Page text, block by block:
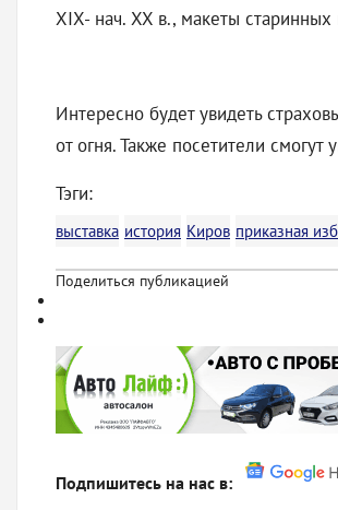
XIX- нач. XX в., макеты
Интересно будет увидеть
от огня. Также посетители
Тэги:
выставка история Киров приказная
Поделиться публикацией
Подпишитесь на нас в: